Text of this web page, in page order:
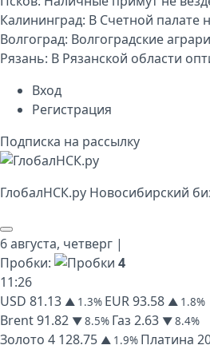
Калининград: В Счетной палате
Волгоград: Волгоградские
Рязань: В Рязанской области
Вход
Регистрация
Подписка на рассылку
ГлобалНСК.py Новосибирский
6 августа, четверг |
Пробки:
4
11:26
USD 81.13 ▲ 1.3% EUR93.58 ▲ 1.8%
Brent91.82 ▼ 8.5% Газ 2.63 ▼ 8.4%
Золото 4 128.75 ▲ 1.9% Платина